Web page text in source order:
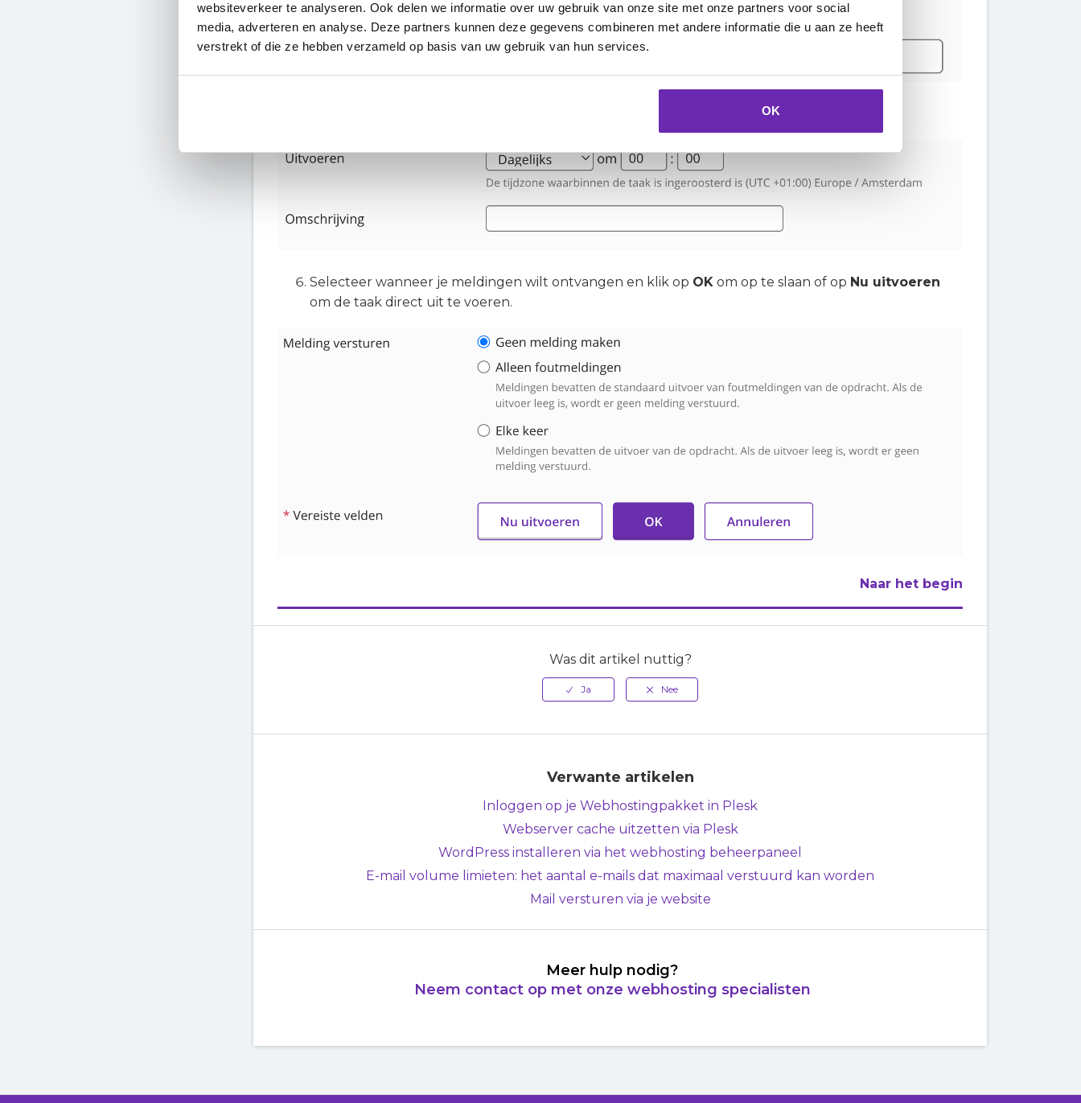
websiteverkeer te analyseren. Ook delen we informatie over uw gebruik van onze site met onze partners voor social
media, adverteren en analyse. Deze partners kunnen deze gegevens combineren met andere informatie die u aan ze heeft
verstrekt of die ze hebben verzameld op basis van uw gebruik van hun services.
OK
Stel de frequentie en het tijdstip in voor de taak en geef de taak een omschrijving.
Selecteer wanneer je meldingen wilt ontvangen en klik op OK om op te slaan of op Nu uitvoeren
om de taak direct uit te voeren.
Naar het begin
Was dit artikel nuttig?
Verwante artikelen
Inloggen op je Webhostingpakket in Plesk
Webserver cache uitzetten via Plesk
WordPress installeren via het webhosting beheerpaneel
E-mail volume limieten: het aantal e-mails dat maximaal verstuurd kan worden
Mail versturen via je website
Meer hulp nodig?
Neem contact op met onze webhosting specialisten